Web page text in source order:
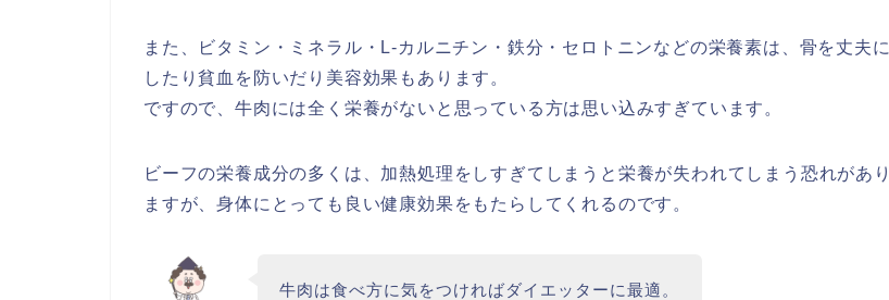
また、ビタミン・ミネラル・L-カルニチン・鉄分・セロトニンなどの栄養素は、骨を丈夫に
したり貧血を防いだり美容効果もあります。
ですので、牛肉には全く栄養がないと思っている方は思い込みすぎています。
ビーフの栄養成分の多くは、加熱処理をしすぎてしまうと栄養が失われてしまう恐れがあり
ますが、身体にとっても良い健康効果をもたらしてくれるのです。
牛肉は食べ方に気をつければダイエッターに最適。